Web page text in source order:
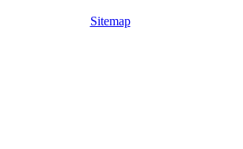
Sitemap